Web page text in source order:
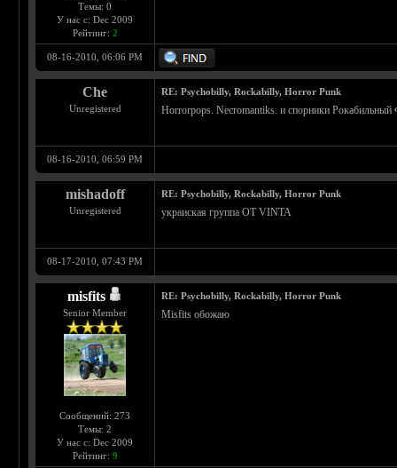
Темы: 0
У нас с: Dec 2009
Рейтинг: 2
08-16-2010, 06:06 PM
Che
Unregistered
RE: Psychobilly, Rockabilly, Horror Punk
Horrorpops. Necromantiks. и спорники Рокабильный
08-16-2010, 06:59 PM
mishadoff
Unregistered
RE: Psychobilly, Rockabilly, Horror Punk
украиская группа OT VINTA
08-17-2010, 07:43 PM
misfits
Senior Member
Сообщений: 273
Темы: 2
У нас с: Dec 2009
Рейтинг: 9
RE: Psychobilly, Rockabilly, Horror Punk
Misfits обожаю